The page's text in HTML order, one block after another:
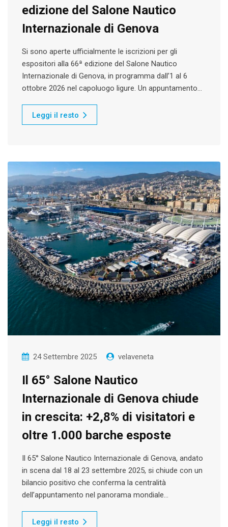
edizione del Salone Nautico
Internazionale di Genova
Si sono aperte ufficialmente le iscrizioni per gli
espositori alla 66ª edizione del Salone Nautico
Internazionale di Genova, in programma dall’1 al 6
ottobre 2026 nel capoluogo ligure. Un appuntamento…
Leggi il resto
24 Settembre 2025 velaveneta
Il 65° Salone Nautico
Internazionale di Genova chiude
in crescita: +2,8% di visitatori e
oltre 1.000 barche esposte
Il 65° Salone Nautico Internazionale di Genova, andato
in scena dal 18 al 23 settembre 2025, si chiude con un
bilancio positivo che conferma la centralità
dell’appuntamento nel panorama mondiale…
Leggi il resto